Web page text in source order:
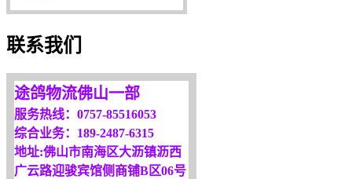
我们将竭诚为你服务！
联系我们
途鸽物流佛山一部
服务热线：0757-85516053
综合业务：189-2487-6315
地址:佛山市南海区大沥镇沥西
广云路迎骏宾馆侧商铺B区06号